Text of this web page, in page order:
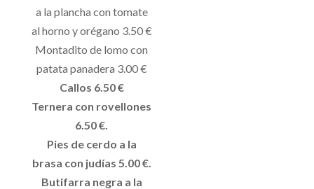
a la plancha con tomate
al horno y orégano 3.50 €
Montadito de lomo con
patata panadera 3.00 €
Callos 6.50 €
Ternera con rovellones
6.50 €.
Pies de cerdo a la
brasa con judías 5.00 €.
Butifarra negra a la